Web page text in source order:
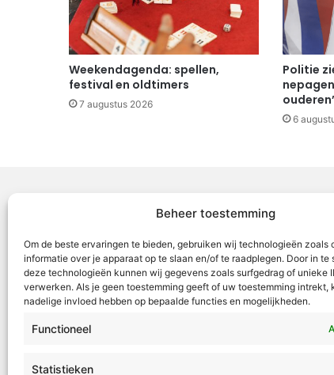
Beheer toestemming
Om de beste ervaringen te bieden, gebruiken wij technologieën zoals
informatie over je apparaat op te slaan en/of te raadplegen. Door in te
deze technologieën kunnen wij gegevens zoals surfgedrag of unieke
verwerken. Als je geen toestemming geeft of uw toestemming intrekt,
nadelige invloed hebben op bepaalde functies en mogelijkheden.
Functioneel
Statistieken
Weekendagenda: spellen,
festival en oldtimers
7 augustus 2026
Politie
ouderen’
6
ML5
OR6
en